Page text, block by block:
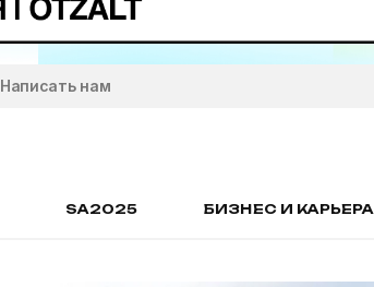
Написать нам
SA2025 БИЗНЕС И КАРЬЕРА